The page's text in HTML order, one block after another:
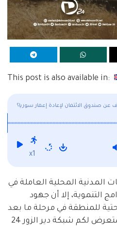
This post is also available in:
عن صندوق الائتمان لإعادة إعمار سوريا؟
x1
المحلية العاملة في
التنموية، إلا أن جهود
للمنطقة في مرحلة ما بعد
داعش تبدو خجولة جداً، تستعرض لكم شبكة دير الزور 24